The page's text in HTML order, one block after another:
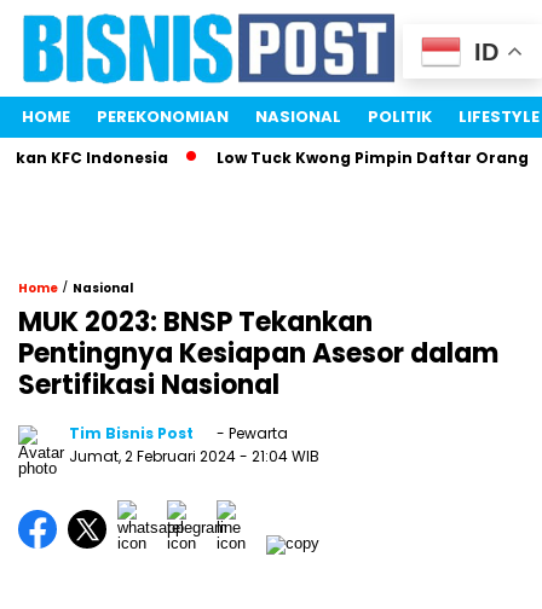
HOME PEREKONOMIAN NASIONAL POLITIK LIFESTYLE
KFC Indonesia Low Tuck Kwong Pimpin Daftar Orang
Home / Nasional
MUK 2023: BNSP Tekankan
Pentingnya Kesiapan Asesor dalam
Sertifikasi Nasional
Tim Bisnis Post
- Pewarta
Jumat, 2 Februari 2024- 21:04 WIB
ID